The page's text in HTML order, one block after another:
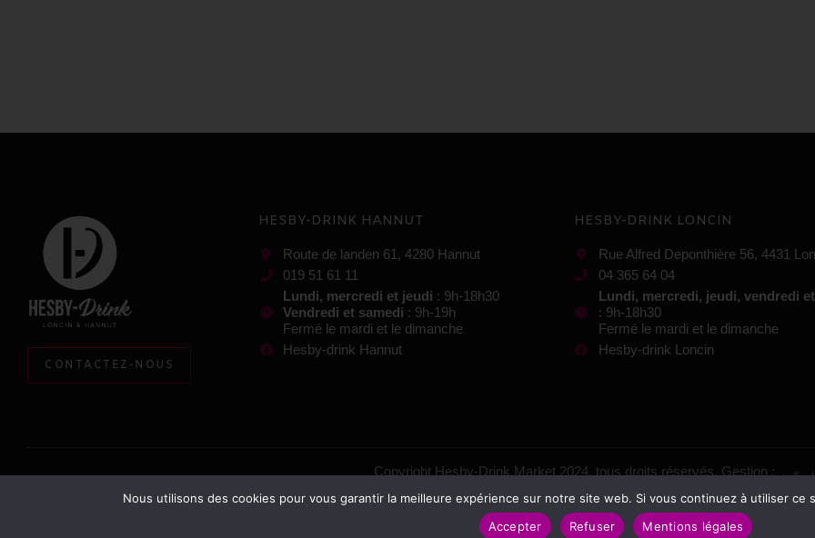
CONTACTEZ-NOUS
HESBY-DRINK HANNUT
Route de landen 61, 4280 Hannut
019 51 61 11
Lundi, mercredi et jeudi : 9h-18h30
Vendredi et samedi : 9h-19h
Fermé le mardi et le dimanche
Hesby-drink Hannut
HESBY-DRINK LONCIN
Rue Alfred Deponthière 56, 4431
04 365 64 04
Lundi, mercredi, jeudi, vendredi
: 9h-18h30
Fermé le mardi et le dimanche
Hesby-drink Loncin
Copyright Hesby-Drink Market 2024, tous droits réservés. Gestion :
Mentions légales –Conditions générales de vente
Nous utilisons des cookies pour vous garantir la meilleure expérience sur notre site web. Si vous continuez à utiliser
Accepter
Refuser Mentions légales